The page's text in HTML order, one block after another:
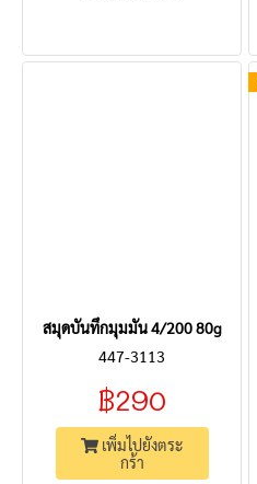
สมุดบันทึกมุมมัน 4/200 80g
447-3113
฿290
เพิ่มไปยังตระ
กร้า